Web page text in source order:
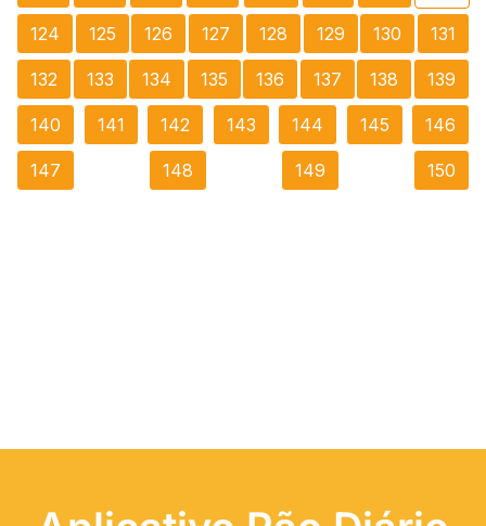
124 125 126 127 128 129 130 131
132 133 134 135 136 137 138 139
140 141 142 143 144 145 146
147 148 149 150